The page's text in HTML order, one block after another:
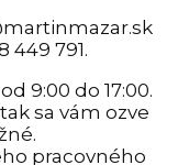
449 791.
9:00 do 17:00.
sa vám ozve
pracovného